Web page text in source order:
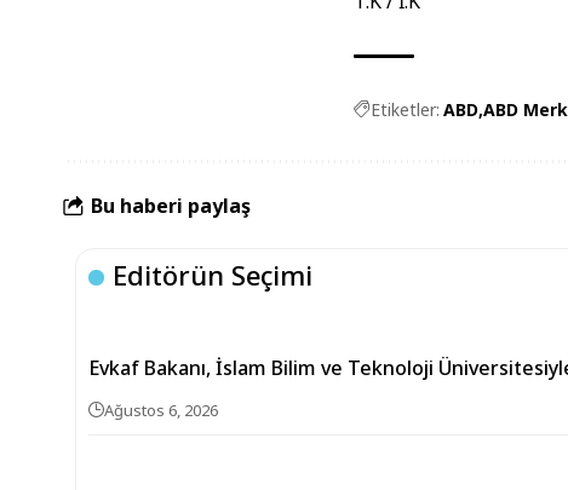
Etiketler: ABD ABD
Bu haberi paylaş
Editörün Seçimi
Evkaf Bakanı, İslam Bilim ve Teknoloji
Ağustos 6, 2026